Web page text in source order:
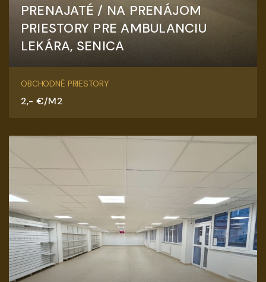
PRENAJATÉ / NA PRENÁJOM
PRIESTORY PRE AMBULANCIU
LEKÁRA, SENICA
Hurbanova, Senica
OBCHODNÉ PRIESTORY
2,- €/M2